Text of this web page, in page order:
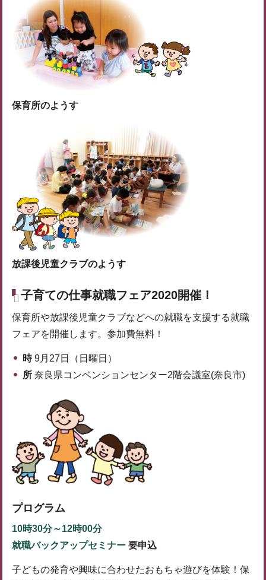
保育所のようす
放課後児童クラブのようす
子育ての仕事就職フェア2020開催！
保育所や放課後児童クラブなどへの就職を支援する就職
フェアを開催します。参加費無料！
時9月27日（日曜日）
所 奈良県コンベンションセンター2階会議室(奈良市)
プログラム
10時30分～12時00分
就職バックアップセミナー 要申込
子どもの発育や興味に合わせたおもちゃ遊びを体験！保